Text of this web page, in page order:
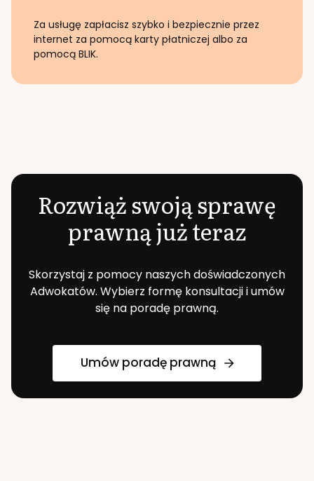
Za usługę zapłacisz szybko i bezpiecznie przez
internet za pomocą karty płatniczej albo za
pomocą BLIK.
Rozwiąż swoją sprawę
prawną już teraz
Skorzystaj z pomocy naszych doświadczonych
Adwokatów. Wybierz formę konsultacji i umów
się na poradę prawną.
Umów poradę prawną